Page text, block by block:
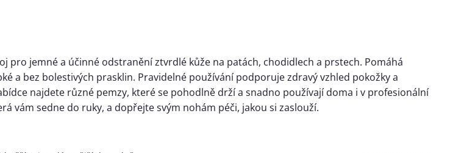
pro jemné a účinné odstranění ztvrdlé kůže na patách, chodidlech a prstech. Pomáhá
a bez bolestivých prasklin. Pravidelné používání podporuje zdravý vzhled pokožky a
najdete různé pemzy, které se pohodlně drží a snadno používají doma i v profesionální
vám sedne do ruky, a dopřejte svým nohám péči, jakou si zaslouží.